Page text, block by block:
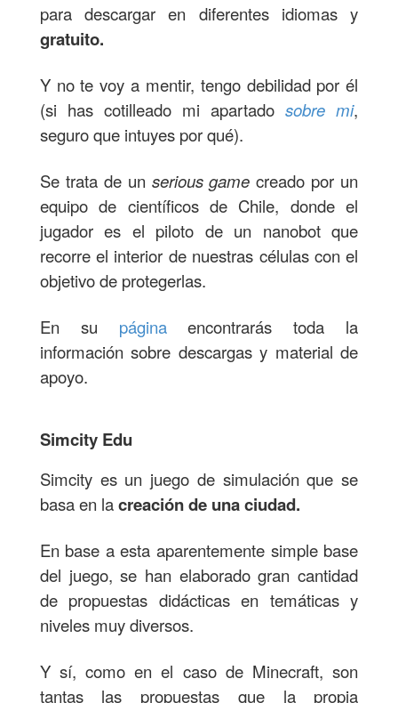
para descargar en diferentes idiomas y
gratuito.
Y no te voy a mentir, tengo debilidad por él
(si has cotilleado mi apartadosobre mi,
seguro que intuyes por qué).
Se trata de un serious gamecreado por un
equipo de científicos de Chile, donde el
jugador es el piloto de un nanobot que
recorre el interior de nuestras células con el
objetivo de protegerlas.
En su páginaencontrarás toda la
información sobre descargas y material de
apoyo.
Simcity Edu
Simcity es un juego de simulación que se
basa en lacreación de una ciudad.
En base a esta aparentemente simple base
del juego, se han elaborado gran cantidad
de propuestas didácticas en temáticas y
niveles muy diversos.
Y sí, como en el caso de Minecraft, son
tantas las propuestas que la propia